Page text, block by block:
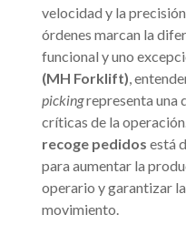
velocidad y la
órdenes marcan la
funcional y uno
(MH Forklift) ,
pickingrepresenta una
críticas de la
recoge pedidos está
para aumentar la
operario y garantizar
movimiento.